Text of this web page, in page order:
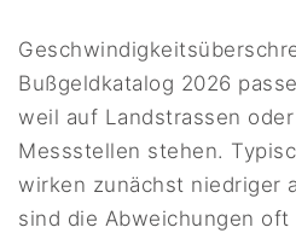
Bußgeldkatalog 2026
weil auf Landstrassen
Messstellen stehen.
wirken zunächst niedriger
sind die Abweichungen oft